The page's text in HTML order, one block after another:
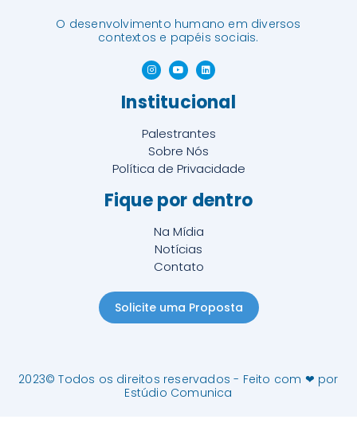
O desenvolvimento humano em diversos
contextos e papéis sociais.
Institucional
Palestrantes
Sobre Nós
Política de Privacidade
Fique por dentro
Na Mídia
Notícias
Contato
Solicite uma Proposta
2023© Todos os direitos reservados - Feito com ❤ por
Estúdio Comunica